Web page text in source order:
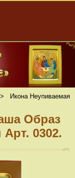
>
Икона Неупиваемая
Образ
0302.